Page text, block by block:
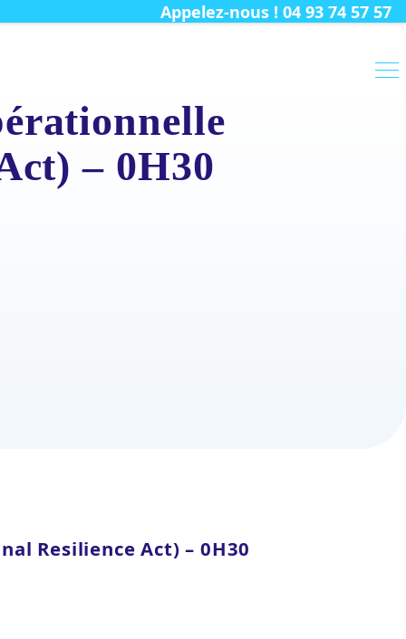
Appelez-nous ! 04 93 74 57 57
– 0H30
Resilience Act) – 0H30